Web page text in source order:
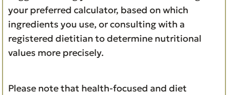
your preferred calculator, based on which
ingredients you use, or consulting with a
registered dietitian to determine nutritional
values more precisely.
Please note that health-focused and diet